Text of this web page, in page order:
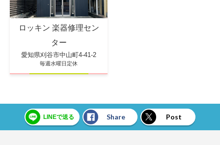
ロッキン 楽器修理セン
ター
愛知県刈谷市中山町4-41-2
毎週水曜日定休
LINEで送る Share Post